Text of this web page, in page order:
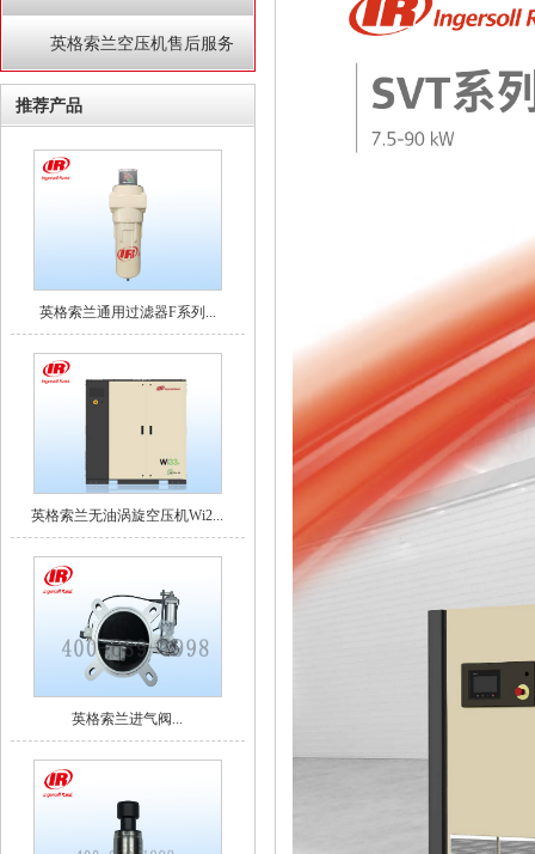
英格索兰空压机售后服务
推荐产品
英格索兰通用过滤器F系列...
英格索兰无油涡旋空压机Wi2...
英格索兰进气阀...